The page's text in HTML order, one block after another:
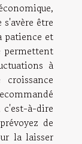
être
patience et
permettent
à
à-dire
de
la laisser